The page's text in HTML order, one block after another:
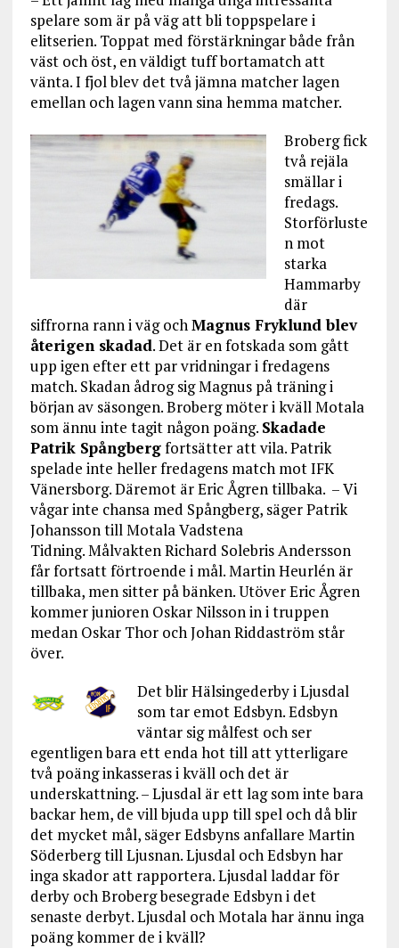
spelare som är på väg att bli toppspelare i
elitserien. Toppat med förstärkningar både från
väst och öst, en väldigt tuff bortamatch att
vänta. I fjol blev det två jämna matcher lagen
emellan och lagen vann sina hemma matcher.
Broberg fick
två rejäla
smällar i
fredags.
Storförluste
n mot
starka
Hammarby
där
siffrorna rann i väg ochMagnus Fryklund blev
återigen skadad. Det är en fotskada som gått
upp igen efter ett par vridningar i fredagens
match. Skadan ådrog sig Magnus på träning i
början av säsongen. Broberg möter i kväll Motala
som ännu inte tagit någon poäng. Skadade
Patrik Spångbergfortsätter att vila. Patrik
spelade inte heller fredagens match mot IFK
Vänersborg. Däremot är Eric Ågren tillbaka. – Vi
vågar inte chansa med Spångberg, säger Patrik
Johansson till Motala Vadstena
Tidning. Målvakten Richard Solebris Andersson
får fortsatt förtroende i mål. Martin Heurlén är
tillbaka, men sitter på bänken. Utöver Eric Ågren
kommer junioren Oskar Nilsson in i truppen
medan Oskar Thor och Johan Riddaström står
över.
Det blir Hälsingederby i Ljusdal
som tar emot Edsbyn. Edsbyn
väntar sig målfest och ser
egentligen bara ett enda hot till att ytterligare
två poäng inkasseras i kväll och det är
underskattning. – Ljusdal är ett lag som inte bara
backar hem, de vill bjuda upp till spel och då blir
det mycket mål, säger Edsbyns anfallare Martin
Söderberg till Ljusnan. Ljusdal och Edsbyn har
inga skador att rapportera. Ljusdal laddar för
derby och Broberg besegrade Edsbyn i det
senaste derbyt. Ljusdal och Motala har ännu inga
poäng kommer de i kväll?